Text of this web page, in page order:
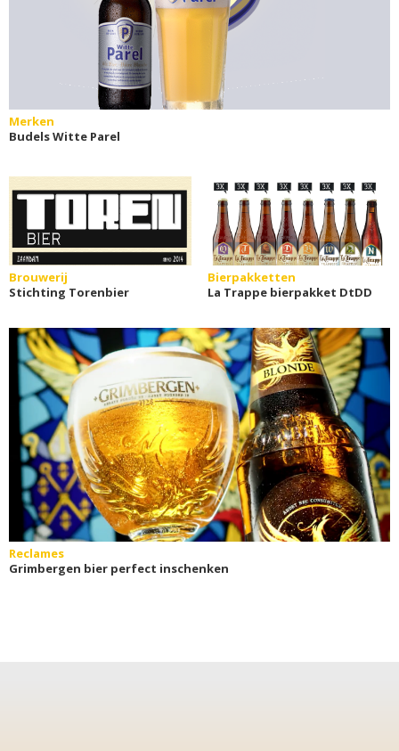
Merken
Budels Witte Parel
Brouwerij
Stichting Torenbier
Bierpakketten
La Trappe bierpakket DtDD
Reclames
Grimbergen bier perfect inschenken